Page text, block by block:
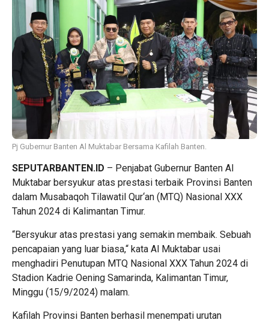
Pj Gubernur Banten Al Muktabar Bersama Kafilah Banten.
SEPUTARBANTEN.ID – Penjabat Gubernur Banten Al
Muktabar bersyukur atas prestasi terbaik Provinsi Banten
dalam Musabaqoh Tilawatil Qur‘an (MTQ) Nasional XXX
Tahun 2024 di Kalimantan Timur.
“Bersyukur atas prestasi yang semakin membaik. Sebuah
pencapaian yang luar biasa,“ kata Al Muktabar usai
menghadiri Penutupan MTQ Nasional XXX Tahun 2024 di
Stadion Kadrie Oening Samarinda, Kalimantan Timur,
Minggu (15/9/2024) malam.
Kafilah Provinsi Banten berhasil menempati urutan